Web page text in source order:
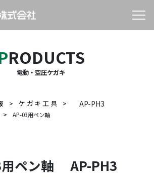
PRODUCTS
電動・空圧ケガキ
ケガキ工具
AP-03用ペン軸
AP-PH3
用ペン軸 AP-PH3